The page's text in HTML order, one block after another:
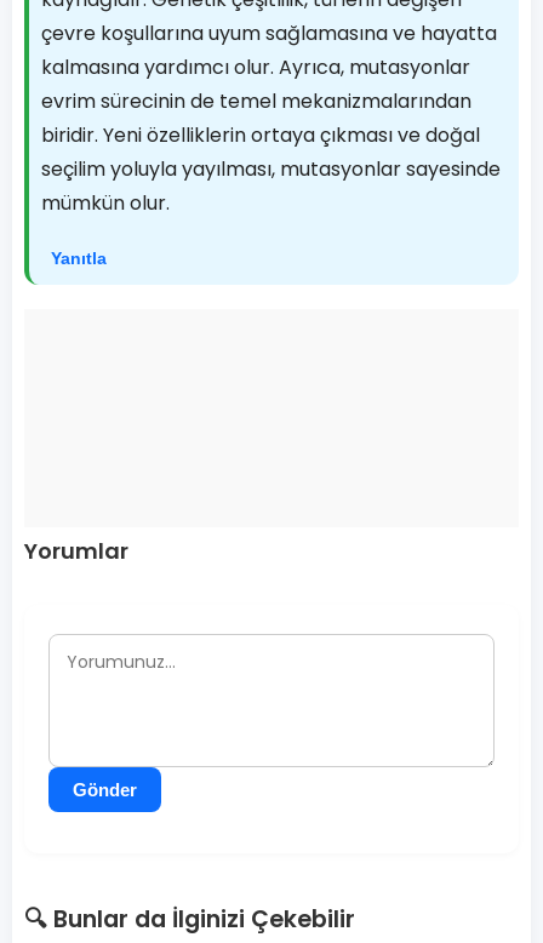
çevre koşullarına uyum sağlamasına ve hayatta
kalmasına yardımcı olur. Ayrıca, mutasyonlar
evrim sürecinin de temel mekanizmalarından
biridir. Yeni özelliklerin ortaya çıkması ve doğal
seçilim yoluyla yayılması, mutasyonlar sayesinde
mümkün olur.
Yanıtla
Yorumlar
Gönder
🔍 Bunlar da İlginizi Çekebilir